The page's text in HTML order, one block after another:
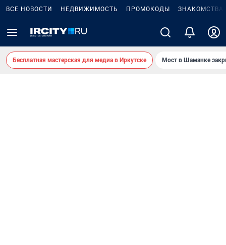
ВСЕ НОВОСТИ НЕДВИЖИМОСТЬ ПРОМОКОДЫ ЗНАКОМСТВА
Бесплатная мастерская для медиа в Иркутске Мост в Шаманке